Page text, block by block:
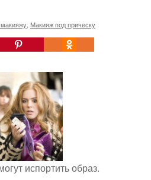
Макияж под прическу
испортить образ.